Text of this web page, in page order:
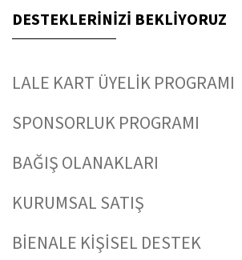
DESTEKLERİNİZİ BEKLİYORUZ
LALE KART ÜYELİK PROGRAMI
SPONSORLUK PROGRAMI
BAĞIŞ OLANAKLARI
KURUMSAL SATIŞ
BİENALE KİŞİSEL DESTEK